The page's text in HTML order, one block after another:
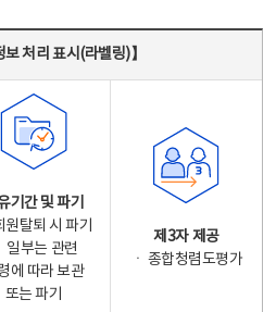
보 처리 표시(라벨링)】
기간 및 파기
원탈퇴 시 파기
일부는 관련
에 따라 보관
또는 파기
제3자 제공
ㆍ 종합청렴도평가